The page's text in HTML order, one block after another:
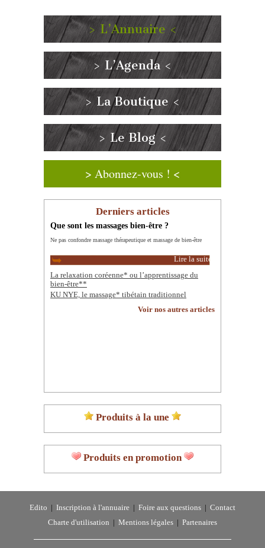
> L’Annuaire <
> L’Agenda <
> La Boutique <
> Le Blog <
> Abonnez-vous ! <
Derniers articles
Que sont les massages bien-être ?
Ne pas confondre massage thérapeutique et massage de bien-être
Lire la suite
La relaxation coréenne* ou l’apprentissage du
bien-être**
KU NYE, le massage* tibétain traditionnel
Voir nos autres articles
Produits à la une
Produits en promotion
Edito Inscription à l'annuaire Foire aux questions
Contact
Charte d'utilisation
Mentions légales Partenaires